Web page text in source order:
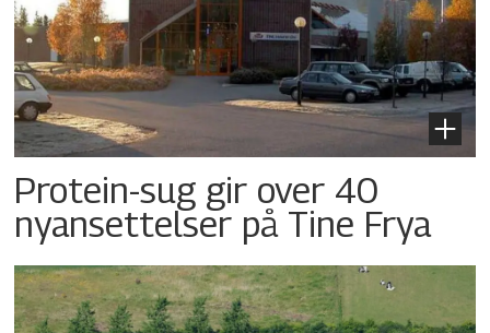
Protein-sug gir over 40
nyansettelser på Tine Frya